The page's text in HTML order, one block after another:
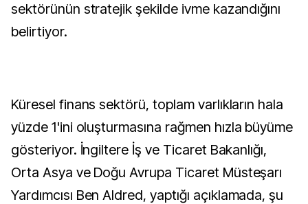
sektörünün stratejik şekilde ivme kazandığını
belirtiyor.
Küresel finans sektörü, toplam varlıkların hala
yüzde 1'ini oluşturmasına rağmen hızla büyüme
gösteriyor. İngiltere İş ve Ticaret Bakanlığı,
Orta Asya ve Doğu Avrupa Ticaret Müsteşarı
Yardımcısı Ben Aldred, yaptığı açıklamada, şu